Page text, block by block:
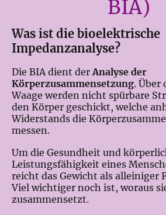
BIA)
Was ist die bioelektrische
Impedanzanalyse?
Die BIA dient derAnalyse der
Körperzusammensetzung. Über
Waage werden nicht spürbare
den Körper geschickt, welche
Widerstands die
messen.
Um die Gesundheit und
Leistungsfähigkeit eines
reicht das Gewicht als alleiniger
Viel wichtiger noch ist, woraus
zusammensetzt.